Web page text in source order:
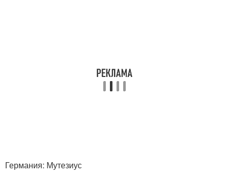
Германия: Мутезиус